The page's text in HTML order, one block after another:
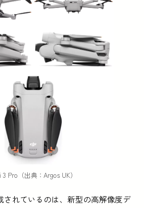
3 Pro（出典：Argos UK）
されているのは、新型の高解像度デ